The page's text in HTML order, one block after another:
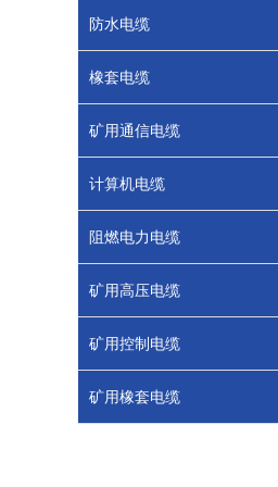
防水电缆
橡套电缆
矿用通信电缆
计算机电缆
阻燃电力电缆
矿用高压电缆
矿用控制电缆
矿用橡套电缆